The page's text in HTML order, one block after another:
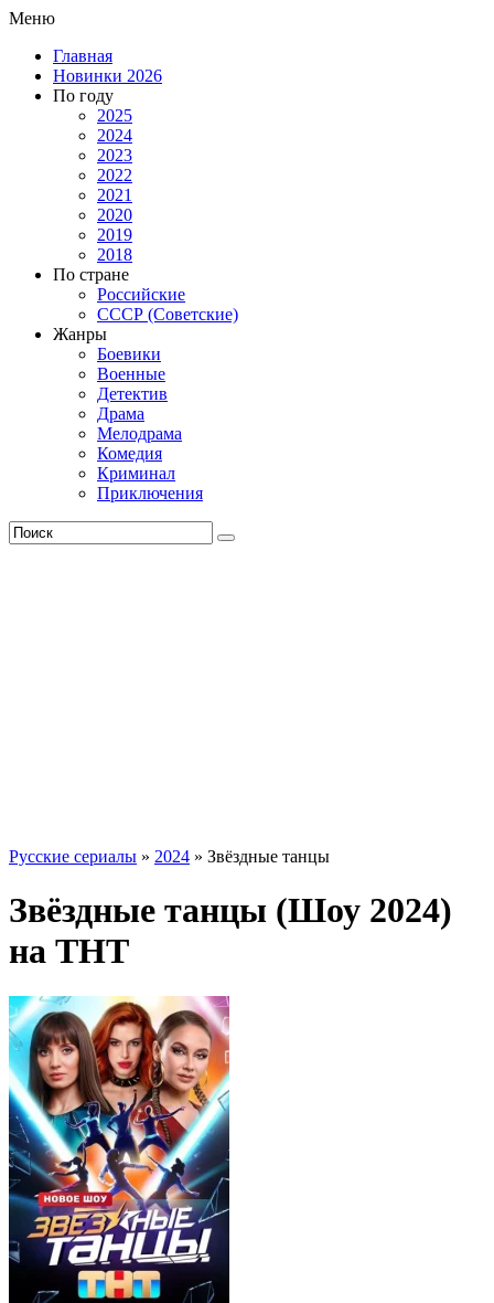
Меню
Главная
Новинки 2026
По году
2025
2024
2023
2022
2021
2020
2019
2018
По стране
Российские
СССР (Советские)
Жанры
Боевики
Военные
Детектив
Драма
Мелодрама
Комедия
Криминал
Приключения
Русские сериалы » 2024 » Звёздные танцы
Звёздные танцы (Шоу 2024)
на ТНТ